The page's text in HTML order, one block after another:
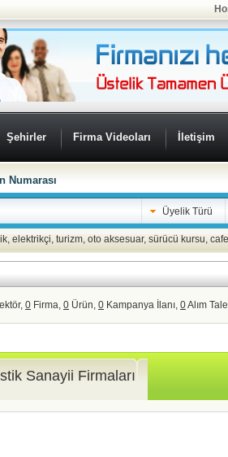
Şehirler Firma Videoları İletişim
Numarası
Üyelik Türü
, elektrikçi, turizm, oto aksesuar, sürücü kursu, cafe
0 Firma, 0 Ürün, 0 Kampanya İlanı, 0Alım
Sanayii Firmaları